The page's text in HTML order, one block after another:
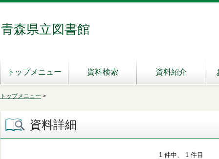
青森県立図書館
トップメニュー 資料検索 資料紹介
トップメニュー >
資料詳細
1 件中、 1 件目